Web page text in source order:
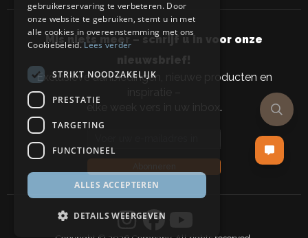
Mis niets meer – schrijf u in voor onze
nieuwsbrief!
Exclusieve aanbiedingen, nieuwe producten en
inspiratie –
elke week vers in uw inbox.
gebruikerservaring te verbeteren. Door
onze website te gebruiken, stemt u in met
alle cookies in overeenstemming met ons
Cookiebeleid.Lees verder
STRIKT NOODZAKELIJK
PRESTATIE
TARGETING
FUNCTIONEEL
ALLES ACCEPTEREN
DETAILS WEERGEVEN